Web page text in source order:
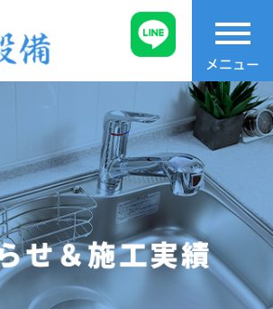
t
o
g
g
l
n
i
g
o
n
メニュー